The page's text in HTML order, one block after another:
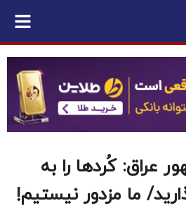
عراق: کُردها را به
ما مزدور نیستیم!